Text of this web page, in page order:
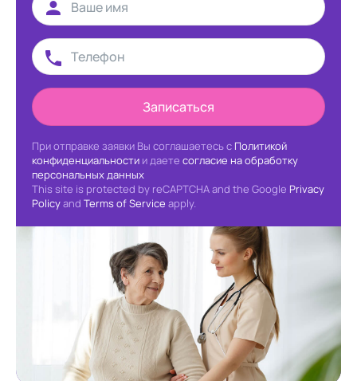
Записаться
При отправке заявки Вы соглашаетесь с Политикой
конфиденциальности и даете согласие на обработку
персональных данных
This site is protected by reCAPTCHA and the Google Privacy
Policyand Terms of Service apply.